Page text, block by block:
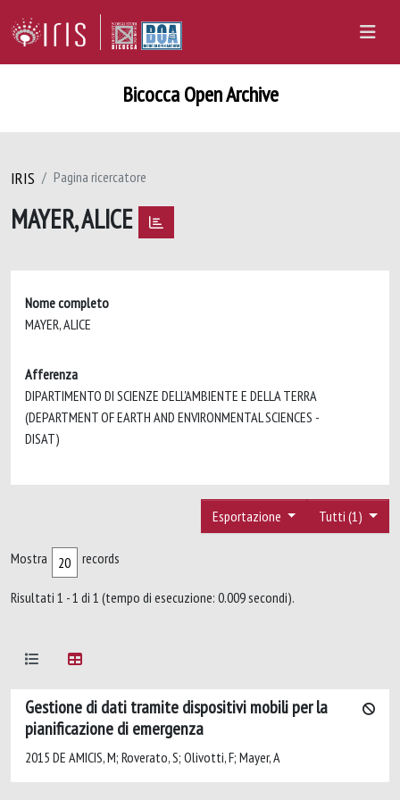
Bicocca Open Archive
IRIS Pagina ricercatore
MAYER, ALICE
Nome completo
MAYER, ALICE
Afferenza
DIPARTIMENTO DI SCIENZE DELL'AMBIENTE E DELLA TERRA
(DEPARTMENT OF EARTH AND ENVIRONMENTAL SCIENCES -
DISAT)
Tutti (1)
Esportazione
Mostra records
Risultati 1 - 1 di 1 (tempo di esecuzione: 0.009 secondi).
Gestione di dati tramite dispositivi mobili per la
pianificazione di emergenza
2015 DE AMICIS, M; Roverato, S; Olivotti, F; Mayer, A